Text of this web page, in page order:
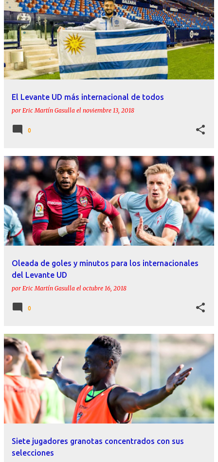
El Levante UD más internacional de todos
por Eric Martín Gasulla el noviembre 13, 2018
0
Oleada de goles y minutos para los internacionales
del Levante UD
por Eric Martín Gasulla el octubre 16, 2018
0
Siete jugadores granotas concentrados con sus
selecciones